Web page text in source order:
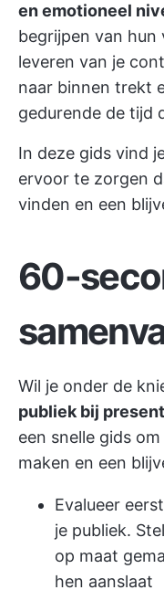
en emotioneel
begrijpen van
leveren van je
naar binnen trekt
gedurende de tijd
In deze gids vind
ervoor te zorgen
vinden en een
60-
Wil je onder de
publiek bij
een snelle gids
maken en een
Evalueer
je publiek.
op maat
hen aanslaat